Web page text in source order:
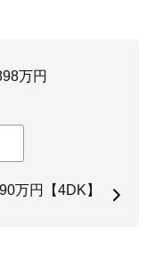
万円
万円【4DK】